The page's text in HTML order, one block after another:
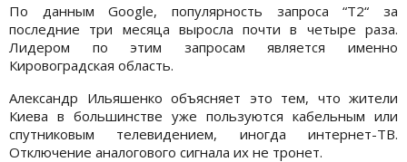
По данным Google, популярность запроса “Т2“ за
последние три месяца выросла почти в четыре раза.
Лидером по этим запросам является именно
Кировоградская область.
Александр Ильяшенко объясняет это тем, что жители
Киева в большинстве уже пользуются кабельным или
спутниковым телевидением, иногда интернет-ТВ.
Отключение аналогового сигнала их не тронет.